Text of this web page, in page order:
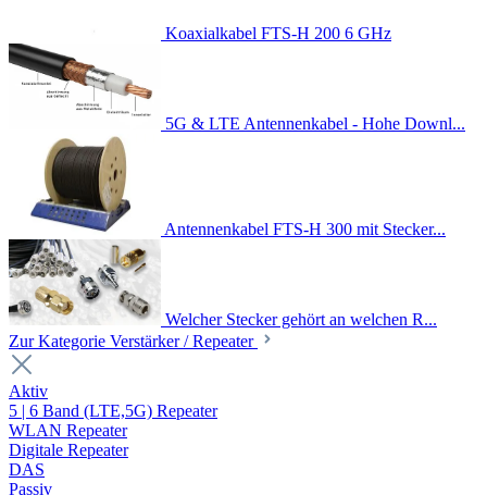
Koaxialkabel FTS-H 200 6 GHz
5G & LTE Antennenkabel - Hohe Downl...
Antennenkabel FTS-H 300 mit Stecker...
Welcher Stecker gehört an welchen R...
Zur Kategorie Verstärker / Repeater
Aktiv
5 | 6 Band (LTE,5G) Repeater
WLAN Repeater
Digitale Repeater
DAS
Passiv